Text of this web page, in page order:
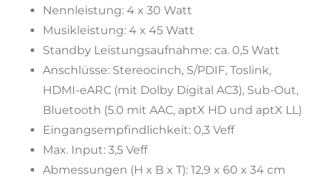
Nennleistung: 4 x 30 Watt
Musikleistung: 4 x 45 Watt
Standby Leistungsaufnahme: ca. 0,5 Watt
Anschlüsse: Stereocinch, S/PDIF, Toslink,
HDMI-eARC (mit Dolby Digital AC3), Sub-Out,
Bluetooth (5.0 mit AAC, aptX HD und aptX LL)
Eingangsempfindlichkeit: 0,3 Veff
Max. Input: 3,5 Veff
Abmessungen (H x B x T): 12,9 x 60 x 34 cm